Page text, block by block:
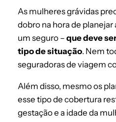
As mulheres grávidas
dobro na hora de
um seguro – que deve
tipo de situação. Nem
seguradoras de viagem
Além disso, mesmo os
esse tipo de cobertura
gestação e a idade da